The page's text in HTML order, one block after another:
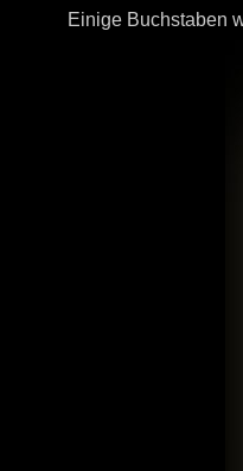
Einige Buchstaben